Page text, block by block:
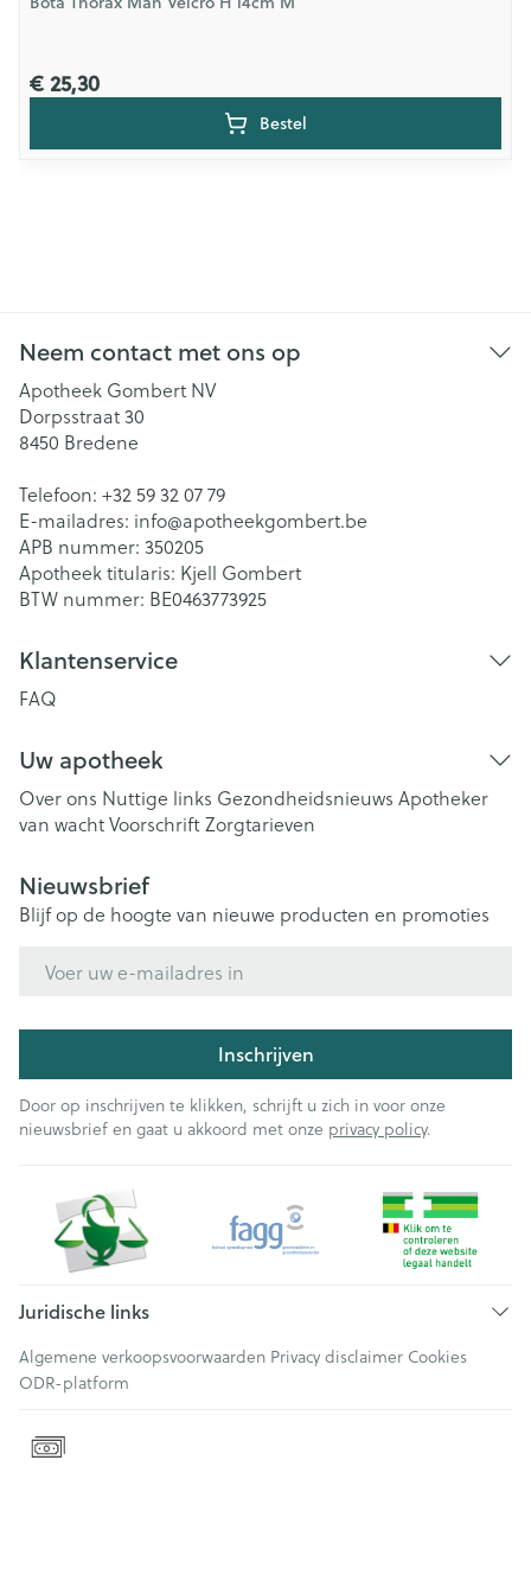
€ 25,30
Bestel
Neem contact met ons op
Apotheek Gombert NV
Dorpsstraat 30
8450 Bredene
Telefoon: +32 59 32 07 79
E-mailadres: info@apotheekgombert.be
APB nummer: 350205
Apotheek titularis: Kjell Gombert
BTW nummer: BE0463773925
Klantenservice
FAQ
Uw apotheek
Over ons Nuttige links Gezondheidsnieuws Apotheker
van wachtVoorschriftZorgtarieven
Nieuwsbrief
Blijf op de hoogte van nieuwe producten en promoties
Inschrijven
Door op inschrijven te klikken, schrijft u zich in voor onze
nieuwsbrief en gaat u akkoord met onze privacy policy.
Juridische links
Algemene verkoopsvoorwaarden Privacy disclaimer Cookies
ODR-platform